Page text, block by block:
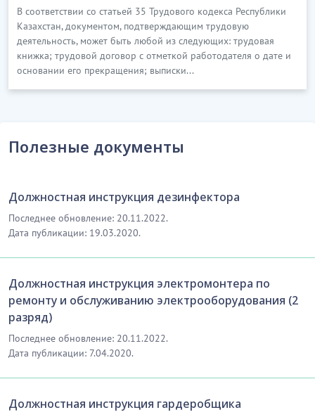
В соответствии со статьей 35 Трудового кодекса Республики
Казахстан, документом, подтверждающим трудовую
деятельность, может быть любой из следующих: трудовая
книжка; трудовой договор с отметкой работодателя о дате и
основании его прекращения; выписки...
Полезные документы
Должностная инструкция дезинфектора
Последнее обновление: 20.11.2022.
Дата публикации: 19.03.2020.
Должностная инструкция электромонтера по
ремонту и обслуживанию электрооборудования (2
разряд)
Последнее обновление: 20.11.2022.
Дата публикации: 7.04.2020.
Должностная инструкция гардеробщика